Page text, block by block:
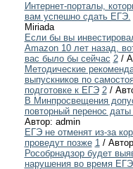
Интернет-порталы,
вам успешно сдать ЕГЭ.
Miriada
Если бы вы
Amazon 10 лет назад,
вас было бы сейчас 2/
Методические
выпускников по
подготовке к ЕГЭ 2/
В Минпросвещения
повторный перенос
Автор: admin
ЕГЭ не отменят из-за
проведут позже 1/
Рособрнадзор будет
нарушения во время